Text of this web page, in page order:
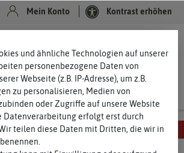
Mein Konto Kontrast erhöhen
SCHARF
und ähnliche Technologien auf unserer
personenbezogene Daten von
Webseite (z.B. IP-Adresse), um z.B.
zu personalisieren, Medien von
oder Zugriffe auf unsere Website
Datenverarbeitung erfolgt erst durch
teilen diese Daten mit Dritten, die wir in